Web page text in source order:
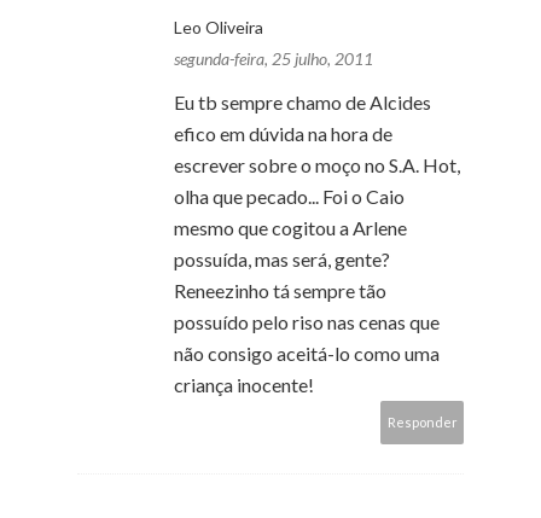
Leo Oliveira
segunda-feira, 25 julho, 2011
Eu tb sempre chamo de Alcides
efico em dúvida na hora de
escrever sobre o moço no S.A. Hot,
olha que pecado... Foi o Caio
mesmo que cogitou a Arlene
possuída, mas será, gente?
Reneezinho tá sempre tão
possuído pelo riso nas cenas que
não consigo aceitá-lo como uma
criança inocente!
Responder